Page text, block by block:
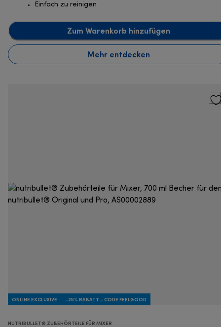
Einfach zu reinigen
Zum Warenkorb hinzufügen
Mehr entdecken
ONLINE EXCLUSIVE -25% RABATT - CODE FEELGOOD
NUTRIBULLET® ZUBEHÖRTEILE FÜR MIXER